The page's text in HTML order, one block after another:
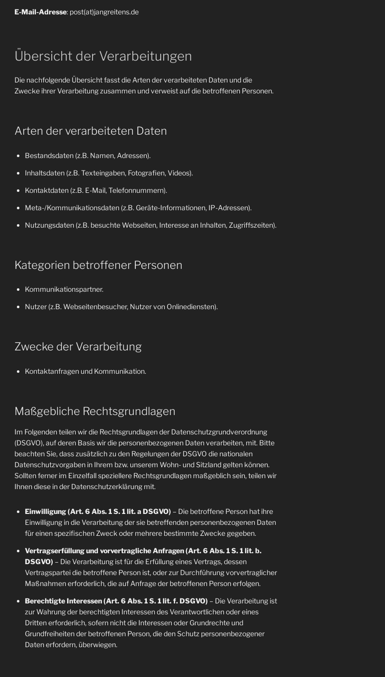
E-Mail-Adresse: post(at)jangreitens.de
Übersicht der Verarbeitungen
Die nachfolgende Übersicht fasst die Arten der verarbeiteten Daten und die
Zwecke ihrer Verarbeitung zusammen und verweist auf die betroffenen Personen.
Arten der verarbeiteten Daten
Bestandsdaten (z.B. Namen, Adressen).
Inhaltsdaten (z.B. Texteingaben, Fotografien, Videos).
Kontaktdaten (z.B. E-Mail, Telefonnummern).
Meta-/Kommunikationsdaten (z.B. Geräte-Informationen, IP-Adressen).
Nutzungsdaten (z.B. besuchte Webseiten, Interesse an Inhalten, Zugriffszeiten).
Kategorien betroffener Personen
Kommunikationspartner.
Nutzer (z.B. Webseitenbesucher, Nutzer von Onlinediensten).
Zwecke der Verarbeitung
Kontaktanfragen und Kommunikation.
Maßgebliche Rechtsgrundlagen
Im Folgenden teilen wir die Rechtsgrundlagen der Datenschutzgrundverordnung
(DSGVO), auf deren Basis wir die personenbezogenen Daten verarbeiten, mit. Bitte
beachten Sie, dass zusätzlich zu den Regelungen der DSGVO die nationalen
Datenschutzvorgaben in Ihrem bzw. unserem Wohn- und Sitzland gelten können.
Sollten ferner im Einzelfall speziellere Rechtsgrundlagen maßgeblich sein, teilen wir
Ihnen diese in der Datenschutzerklärung mit.
Einwilligung (Art. 6 Abs. 1 S. 1 lit. a DSGVO) – Die betroffene Person hat ihre
Einwilligung in die Verarbeitung der sie betreffenden personenbezogenen Daten
für einen spezifischen Zweck oder mehrere bestimmte Zwecke gegeben.
Vertragserfüllung und vorvertragliche Anfragen (Art. 6 Abs. 1 S. 1 lit. b.
DSGVO) – Die Verarbeitung ist für die Erfüllung eines Vertrags, dessen
Vertragspartei die betroffene Person ist, oder zur Durchführung vorvertraglicher
Maßnahmen erforderlich, die auf Anfrage der betroffenen Person erfolgen.
Berechtigte Interessen (Art. 6 Abs. 1 S. 1 lit. f. DSGVO) – Die Verarbeitung ist
zur Wahrung der berechtigten Interessen des Verantwortlichen oder eines
Dritten erforderlich, sofern nicht die Interessen oder Grundrechte und
Grundfreiheiten der betroffenen Person, die den Schutz personenbezogener
Daten erfordern, überwiegen.